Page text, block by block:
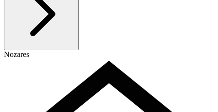
Nozares